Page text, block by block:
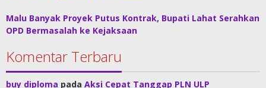
Malu Banyak Proyek Putus Kontrak, Bupati Lahat Serahkan
OPD Bermasalah ke Kejaksaan
Komentar Terbaru
buy diploma pada Aksi Cepat Tanggap PLN ULP